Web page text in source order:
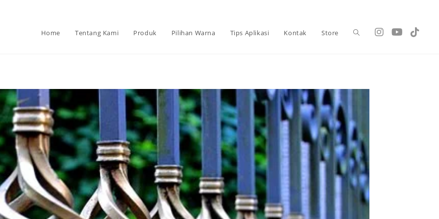
Home Tentang Kami Produk Pilihan Warna Tips Aplikasi Kontak Store Toggle